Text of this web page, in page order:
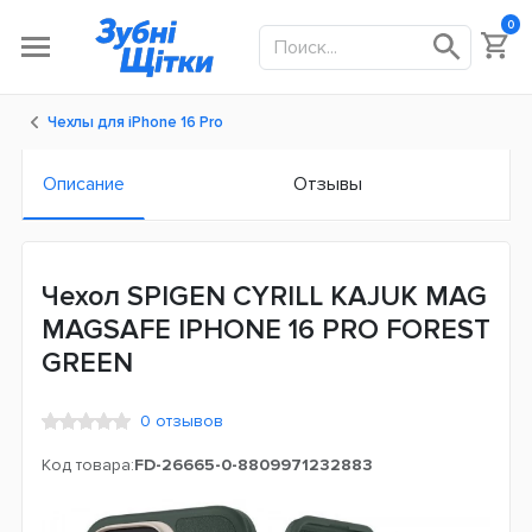
0
Чехлы для iPhone 16 Pro
Описание Отзывы
Чехол SPIGEN CYRILL KAJUK MAG
MAGSAFE IPHONE 16 PRO FOREST
GREEN
0 отзывов
Код товара:FD-26665-0-8809971232883